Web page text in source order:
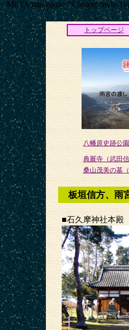
< META http-equiv="Content-Style-
トップページ
八幡原史跡公園
典厩寺（武田
桑山茂美の墓
板垣信方、
■石久摩神社本殿